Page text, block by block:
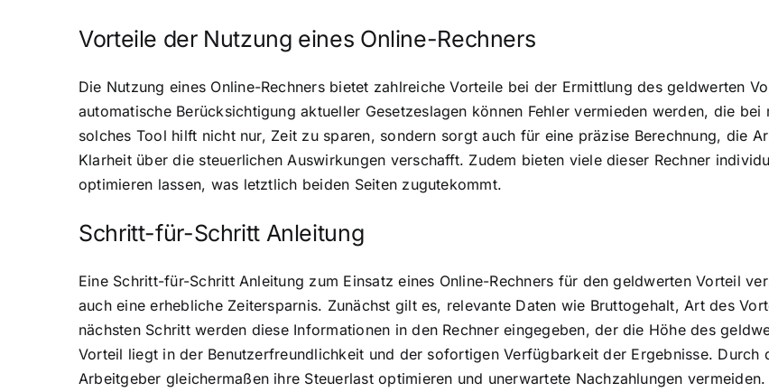
Vorteile der Nutzung eines Online-Rechners
Die Nutzung eines Online-Rechners bietet zahlreiche Vorteile bei der Ermittlung des geldwerten
automatische Berücksichtigung aktueller Gesetzeslagen können Fehler vermieden werden, die
solches Tool hilft nicht nur, Zeit zu sparen, sondern sorgt auch für eine präzise Berechnung, die
Klarheit über die steuerlichen Auswirkungen verschafft. Zudem bieten viele dieser Rechner
optimieren lassen, was letztlich beiden Seiten zugutekommt.
Schritt-für-Schritt Anleitung
Eine Schritt-für-Schritt Anleitung zum Einsatz eines Online-Rechners für den geldwerten Vorteil
auch eine erhebliche Zeitersparnis. Zunächst gilt es, relevante Daten wie Bruttogehalt, Art des
nächsten Schritt werden diese Informationen in den Rechner eingegeben, der die Höhe des
Vorteil liegt in der Benutzerfreundlichkeit und der sofortigen Verfügbarkeit der Ergebnisse. Durch
Arbeitgeber gleichermaßen ihre Steuerlast optimieren und unerwartete Nachzahlungen